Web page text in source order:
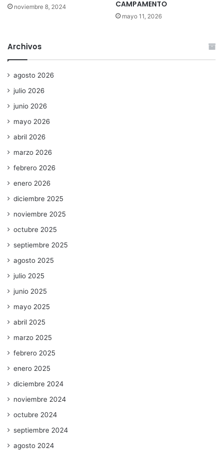
noviembre 8, 2024 CAMPAMENTO
mayo 11, 2026
Archivos
agosto 2026
julio 2026
junio 2026
mayo 2026
abril 2026
marzo 2026
febrero 2026
enero 2026
diciembre 2025
noviembre 2025
octubre 2025
septiembre 2025
agosto 2025
julio 2025
junio 2025
mayo 2025
abril 2025
marzo 2025
febrero 2025
enero 2025
diciembre 2024
noviembre 2024
octubre 2024
septiembre 2024
agosto 2024